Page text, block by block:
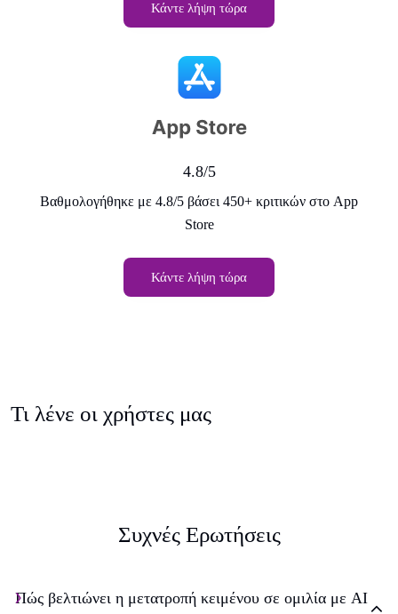
Κάντε λήψη τώρα
4.8/5
Βαθμολογήθηκε με 4.8/5 βάσει 450+ κριτικών στο App
Store
Κάντε λήψη τώρα
Τι λένε οι χρήστες μας
Συχνές Ερωτήσεις
Πώς βελτιώνει η μετατροπή κειμένου σε ομιλία με AI